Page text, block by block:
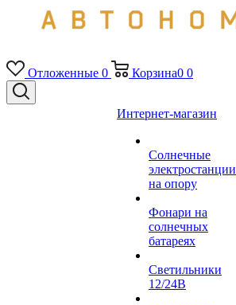
Отложенные 0 Корзина0 0
Интернет-магазин
Солнечные
электростанции
на опору
Фонари на
солнечных
батареях
Светильники
12/24В